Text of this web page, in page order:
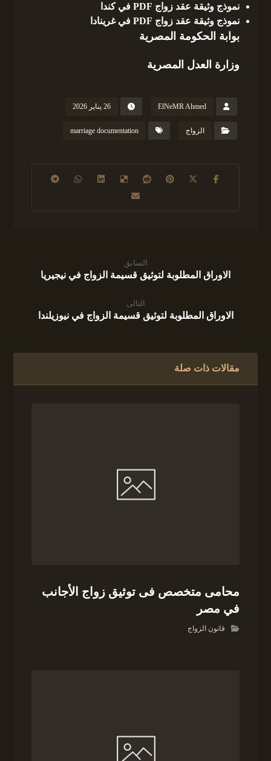
نموذج وثيقة عقد زواج PDF في كندا
نموذج وثيقة عقد زواج PDF في غرينادا
بوابة الحكومة المصرية
وزارة العدل المصرية
ElNeMR Ahmed 26 يناير 2026
الزواج marriage documentation
السابق
الاوراق المطلوبة لتوثيق قسيمة الزواج في نيجيريا
التالى
الاوراق المطلوبة لتوثيق قسيمة الزواج في نيوزيلندا
مقالات ذات صلة
محامى متخصص فى توثيق زواج الأجانب
في مصر
قانون الزواج